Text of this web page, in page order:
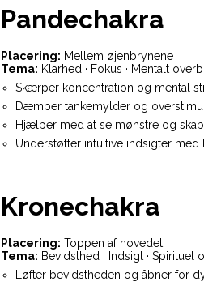
Pandechakra
Placering: Mellem øjenbrynene
Tema: Klarhed · Fokus · Mentalt
Skærper koncentration og mental
Dæmper tankemylder og
Hjælper med at se mønstre og
Understøtter intuitive indsigter med
Kronechakra
Placering: Toppen af hovedet
Tema: Bevidsthed · Indsigt · Spirituel
Løfter bevidstheden og åbner for